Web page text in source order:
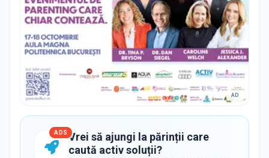
AD
ADS Vrei să ajungi la părinții care
caută activ soluții?